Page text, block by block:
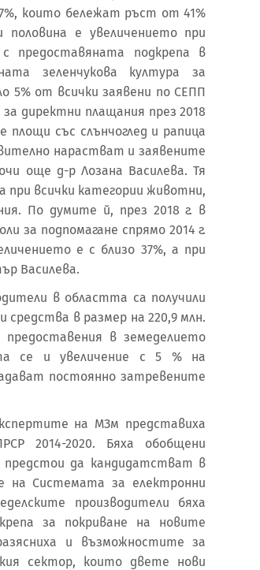
които бележат ръст от 41%
е увеличението при
предоставяната подкрепа в
зеленчукова култура за
5% от всички заявени по СЕПП
директни плащания през 2018
със слънчоглед и рапица
нарастват и заявените
още д-р Лозана Василева. Тя
при всички категории животни,
По думите й, през 2018 г. в
за подпомагане спрямо 2014 г.
е с близо 37%, а при
Василева.
в областта са получили
средства в размер на 220,9 млн.
в земеделието
се и увеличение с 5 % на
постоянно затревените
на МЗм представиха
2014-2020. Бяха обобщени
да кандидатстват в
на Системата за електронни
производители бяха
за покриване на новите
и възможностите за
сектор, които двете нови